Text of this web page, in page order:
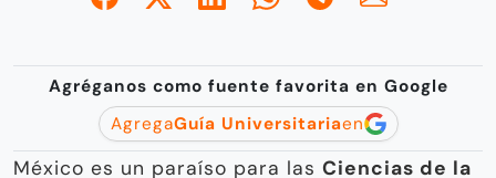
Agréganos como fuente favorita en Google
AgregaGuía Universitariaen
México es un paraíso para las Ciencias de la